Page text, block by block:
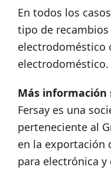
En todos los
tipo de
electrodoméstico
electrodoméstico.
Más información
Fersay es una
perteneciente al
en la exportación
para electrónica